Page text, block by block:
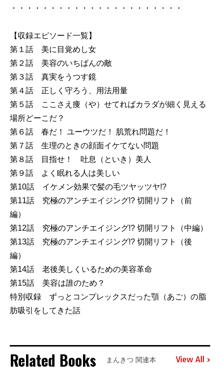
・・・・・・・・・・・・・・・・・・・・・・
【収録エピソード一覧】
第１話 美に目覚めし女
第２話 美容のいちばんの敵
第３話 真実をうつす鏡
第４話 正しく守ろう、用法用量
第５話 ここさえ痩（や）せてればカラダが細く見える
場所どーこだ？
第６話 春だ！ ユーウツだ！ 肌荒れ問題だ！
第７話 生理のときの顔面イケてない問題
第８話 目指せ！ 吐息（といき）美人
第９話 よく眠れる人は美しい
第10話 イケメン効果で髪の毛ツヤッツヤ!?
第11話 究極のアンチエイジング!? 切開リフト（前
編）
第12話 究極のアンチエイジング!? 切開リフト（中編）
第13話 究極のアンチエイジング!? 切開リフト（後
編）
第14話 老後美しくいるための美容革命
第15話 美容は誰のため？
特別収録 ずっとコンプレックスだった顎（あご）の脂
肪吸引をしてきた話
Related Books まんきつ 関連本 View All